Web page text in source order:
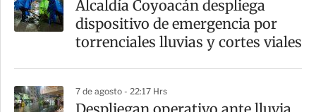
r
t
Alcaldía Coyoacán despliega
dispositivo de emergencia por
torrenciales lluvias y cortes viales
7 de agosto - 22:17 Hrs